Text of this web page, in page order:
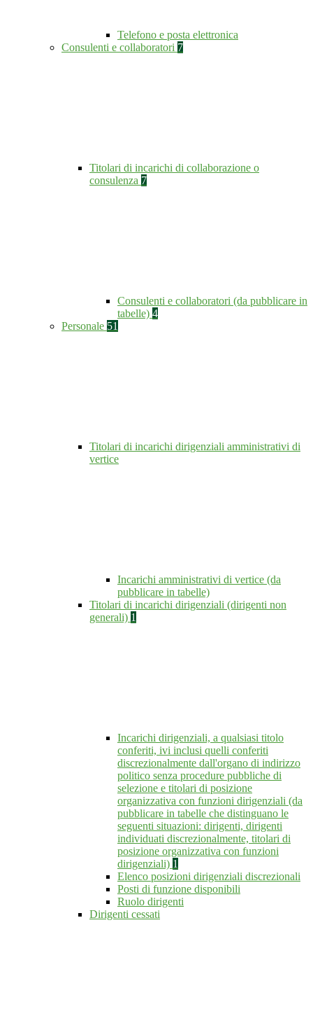
Telefono e posta elettronica
Consulenti e collaboratori 7
Titolari di incarichi di collaborazione o
consulenza 7
Consulenti e collaboratori (da pubblicare in
tabelle) 4
Personale 51
Titolari di incarichi dirigenziali amministrativi di
vertice
Incarichi amministrativi di vertice (da
pubblicare in tabelle)
Titolari di incarichi dirigenziali (dirigenti non
generali) 1
Incarichi dirigenziali, a qualsiasi titolo
conferiti, ivi inclusi quelli conferiti
discrezionalmente dall'organo di indirizzo
politico senza procedure pubbliche di
selezione e titolari di posizione
organizzativa con funzioni dirigenziali (da
pubblicare in tabelle che distinguano le
seguenti situazioni: dirigenti, dirigenti
individuati discrezionalmente, titolari di
posizione organizzativa con funzioni
dirigenziali) 1
Elenco posizioni dirigenziali discrezionali
Posti di funzione disponibili
Ruolo dirigenti
Dirigenti cessati